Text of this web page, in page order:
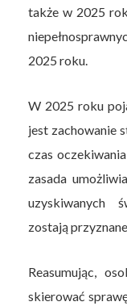
także w 2025
2025 roku.
W 2025 roku
jest zachowanie
czas
zasada
uzyskiwanych
zostają
Reasumując,
skierować